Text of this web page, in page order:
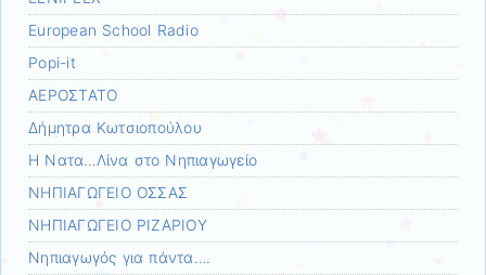
European School Radio
Popi-it
ΑΕΡΟΣΤΑΤΟ
Δήμητρα Κωτσιοπούλου
Η Νατα…Λίνα στο Νηπιαγωγείο
ΝΗΠΙΑΓΩΓΕΙΟ ΟΣΣΑΣ
ΝΗΠΙΑΓΩΓΕΙΟ ΡΙΖΑΡΙΟΥ
Νηπιαγωγός για πάντα….